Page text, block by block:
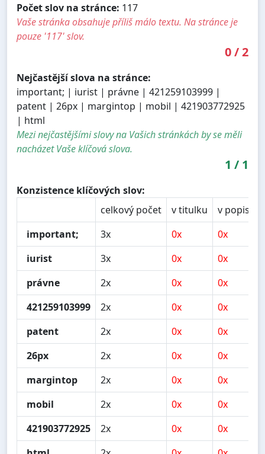
Počet slov na stránce: 117
Vaše stránka obsahuje příliš málo textu. Na stránce je
pouze '117' slov.
0/2
Nejčastější slova na stránce:
important; | iurist | právne | 421259103999 |
patent | 26px | margintop | mobil | 421903772925
| html
Mezi nejčastějšími slovy na Vašich stránkách by se měli
nacházet Vaše klíčová slova.
1 / 1
Konzistence klíčových slov:
celkový počet
v titulku
v popisu
important;
3x 0x
0x
iurist
3x 0x
0x
právne
2x 0x
0x
421259103999
2x 0x
0x
patent
2x 0x
0x
26px
2x 0x
0x
margintop
2x 0x
0x
mobil
2x 0x
0x
421903772925
2x 0x
0x